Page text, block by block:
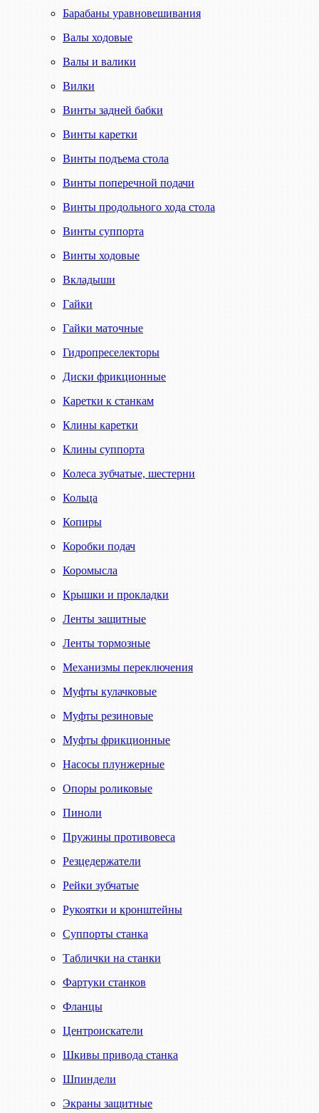
Барабаны уравновешивания
Валы ходовые
Валы и валики
Вилки
Винты задней бабки
Винты каретки
Винты подъема стола
Винты поперечной подачи
Винты продольного хода стола
Винты суппорта
Винты ходовые
Вкладыши
Гайки
Гайки маточные
Гидропреселекторы
Диски фрикционные
Каретки к станкам
Клины каретки
Клины суппорта
Колеса зубчатые, шестерни
Кольца
Копиры
Коробки подач
Коромысла
Крышки и прокладки
Ленты защитные
Ленты тормозные
Механизмы переключения
Муфты кулачковые
Муфты резиновые
Муфты фрикционные
Насосы плунжерные
Опоры роликовые
Пиноли
Пружины противовеса
Резцедержатели
Рейки зубчатые
Рукоятки и кронштейны
Суппорты станка
Таблички на станки
Фартуки станков
Фланцы
Центроискатели
Шкивы привода станка
Шпиндели
Экраны защитные